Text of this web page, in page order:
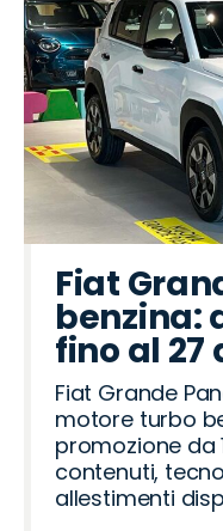
Fiat
benzina:
fino al 27
Fiat Grande
motore turbo
promozione da
contenuti,
allestimenti